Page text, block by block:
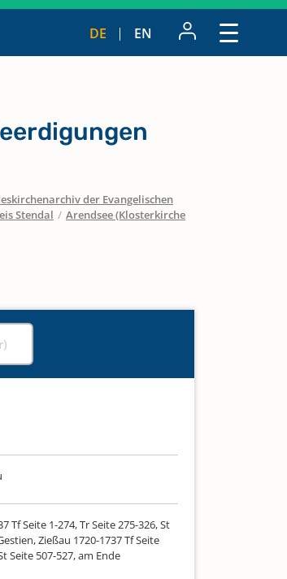
DE EN
der Evangelischen
Stendal / Arendsee (Klosterkirche
Tf Seite 1-274, Tr Seite 275-326, St
Zießau 1720-1737 Tf Seite
Seite 507-527, am Ende